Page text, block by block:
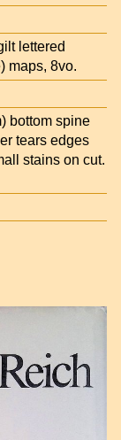
lettered
maps, 8vo.
bottom spine
tears edges
stains on cut.